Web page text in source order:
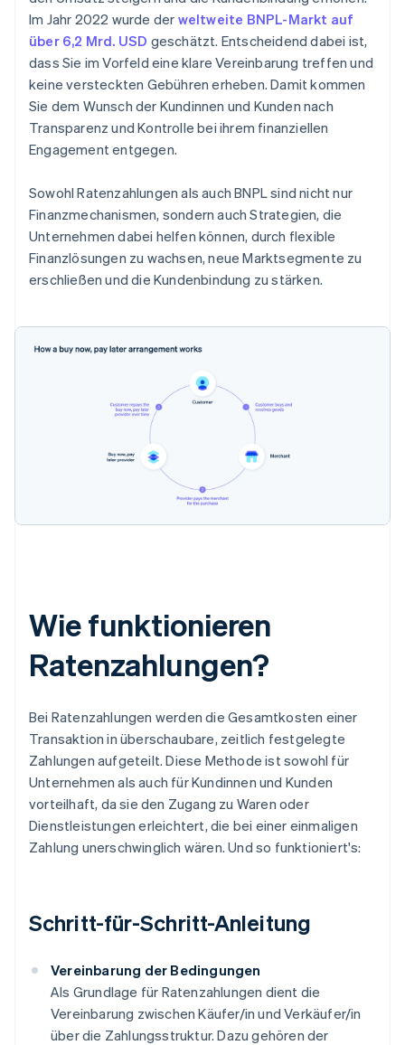
Im Jahr 2022 wurde der weltweite BNPL-Markt auf
über 6,2 Mrd. USD geschätzt. Entscheidend dabei ist,
dass Sie im Vorfeld eine klare Vereinbarung treffen und
keine versteckten Gebühren erheben. Damit kommen
Sie dem Wunsch der Kundinnen und Kunden nach
Transparenz und Kontrolle bei ihrem finanziellen
Engagement entgegen.
Sowohl Ratenzahlungen als auch BNPL sind nicht nur
Finanzmechanismen, sondern auch Strategien, die
Unternehmen dabei helfen können, durch flexible
Finanzlösungen zu wachsen, neue Marktsegmente zu
erschließen und die Kundenbindung zu stärken.
Wie funktionieren
Ratenzahlungen?
Bei Ratenzahlungen werden die Gesamtkosten einer
Transaktion in überschaubare, zeitlich festgelegte
Zahlungen aufgeteilt. Diese Methode ist sowohl für
Unternehmen als auch für Kundinnen und Kunden
vorteilhaft, da sie den Zugang zu Waren oder
Dienstleistungen erleichtert, die bei einer einmaligen
Zahlung unerschwinglich wären. Und so funktioniert's:
Schritt-für-Schritt-Anleitung
Vereinbarung der Bedingungen
Als Grundlage für Ratenzahlungen dient die
Vereinbarung zwischen Käufer/in und Verkäufer/in
über die Zahlungsstruktur. Dazu gehören der